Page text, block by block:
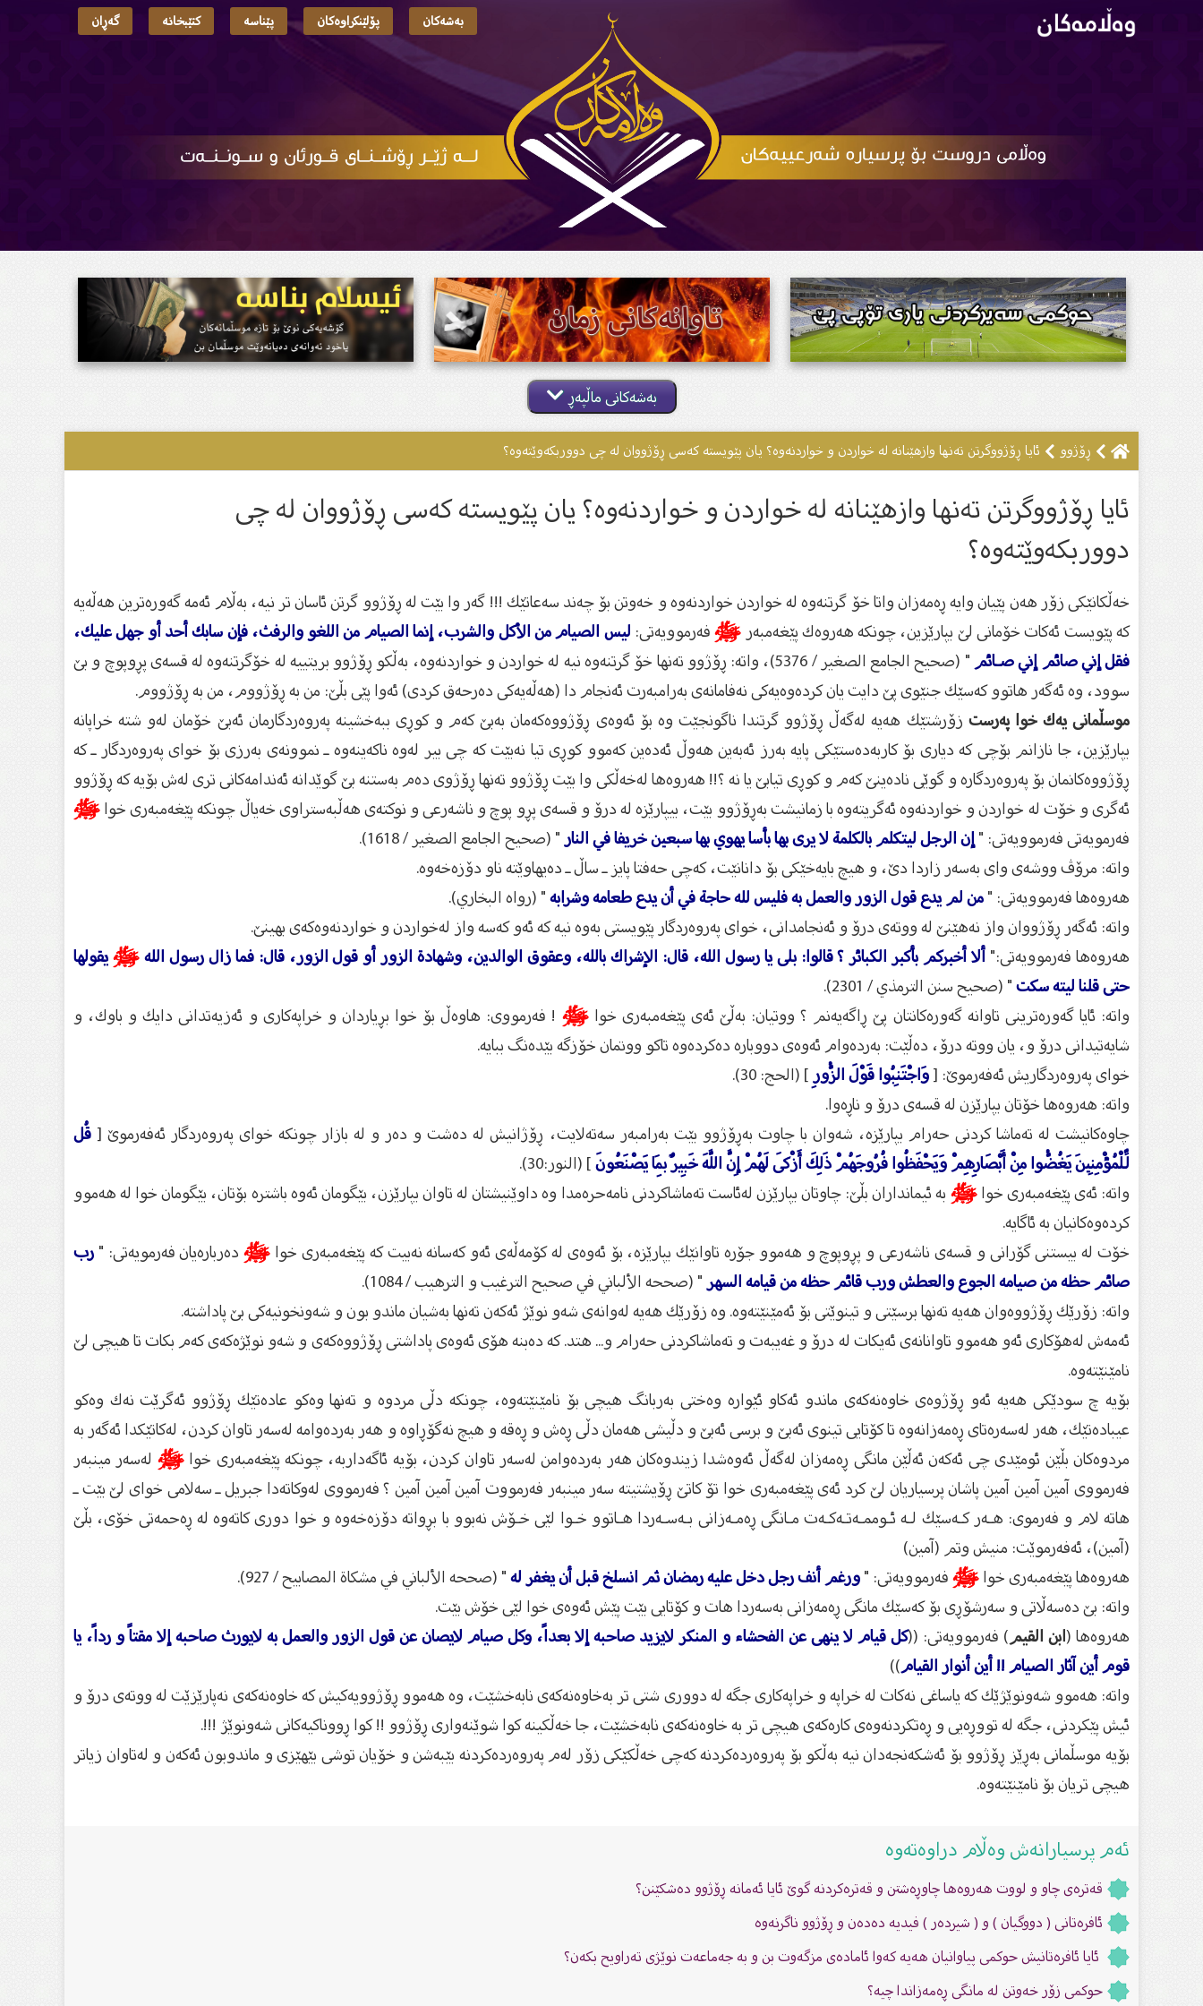
بەشەکان پۆلێنکراوەکان پێناسە کتێبخانە گەڕان
بەشەکانی ماڵپەڕ
ڕۆژوو ئایا ڕۆژووگرتن تەنها وازهێنانە لە خواردن و خواردنەوە؟ یان پێویستە کەسى ڕۆژووان لە چی دووربکەوێتەوە؟
ئایا ڕۆژووگرتن تەنها وازهێنانە لە خواردن و خواردنەوە؟ یان پێویستە کەسى ڕۆژووان لە چی
دووربکەوێتەوە؟
خەڵكانێكی زۆر هەن پێیان وایە ڕەمەزان واتا خۆ گرتنەوە لە خواردن خواردنەوە و خەوتن بۆ چەند سەعاتێك !!! گەر وا بێت لە ڕۆژوو گرتن ئاسان تر نیە، بەڵام ئەمە گەورەترین هەڵەیە
كە پێویست ئەكات خۆمانی لێ‌ بپارێزین، چونكە هەروەك پێغەمبەرﷺفەرموویەتی: ليس الصيام من الأكل والشرب، إنما الصيام من اللغو والرفث، فإن سابك أحد أو جهل عليك،
فقل إني صائم إني صـائم
" (صحيح الجامع الصغير / 5376)، واتە: ڕۆژوو تەنها خۆ گرتنەوە نیە لە خواردن و خواردنەوە، بەڵكو ڕۆژوو بریتییە لە خۆگرتنەوە لە قسەی پڕوپوچ و بێ‌
سوود، وە ئەگەر هاتوو كەسێك جنێوی پێ‌ دایت یان كردەوەیەكی نەفامانەی بەرامبەرت ئەنجام دا (هەڵەیەكی دەرحەق كردی) ئەوا پێی بڵێ‌: من بە ڕۆژووم، من بە ڕۆژووم.
موسڵمانی یەك خوا پەرست زۆرشتێك هەیە لەگەڵ ڕۆژوو گرتندا ناگونجێت وە بۆ ئەوەی ڕۆژووەكەمان بەبێ‌ كەم و كوڕی ببەخشینە پەروەردگارمان ئەبێ خۆمان لەو شتە خراپانە
بپارێزین، جا نازانم بۆچی كە دیاری بۆ كاربەدەستێكی پایە بەرز ئەبەین هەوڵ ئەدەین كەموو كوڕی تیا نەبێت كە چی بیر لەوە ناكەینەوە ـ نموونەی بەرزی بۆ خوای پەروەردگار ـ كە
ڕۆژووەكانمان بۆ پەروەردگارە و گوێی نادەینێ‌ كەم و كوڕی تیابێ یا نە ؟!! هەروەها لەخەڵكی وا بێت ڕۆژوو تەنها ڕۆژوی دەم بەستنە بێ‌ گوێدانە ئەندامەكانی تری لەش بۆیە كە ڕۆژوو
ئەگری و خۆت لە خواردن و خواردنەوە ئەگریتەوە با زمانیشت بەڕۆژوو بێت، بیپارێزە لە درۆ و قسەی پڕو پوچ و ناشەرعی و نوكتەی هەڵبەستراوی خەیاڵ چونكە پێغەمبەری خواﷺ
فەرمویەتی فەرموویەتی: "إن الرجل ليتكلم بالكلمة لا يرى بها بأسا يهوي بها سبعين خريفا في النار" (صحيح الجامع الصغير / 1618).
واتە: مرۆڤ ووشەی وای بەسەر زاردا دێ‌، و هیچ بایەخێكی بۆ دانانێت، كەچی حەفتا پایز ـ ساڵ ـ دەیهاوێتە ناو دۆزەخەوە.
هەروەها فەرموویەتی: "من لم يدع قول الزور والعمل به فليس لله حاجة في أن يدع طعامه وشرابه" (رواه البخاري).
واتە: ئەگەر ڕۆژووان واز نەهێنێ‌ لە ووتەی درۆ و ئەنجامدانی، خوای پەروەردگار پێویستی بەوە نیە كە ئەو كەسە واز لەخواردن و خواردنەوەكەی بهینێ‌.
هەروەها فەرموویەتی:"ألا أخبركم بأكبر الكبائر ؟ قالوا: بلى يا رسول الله، قال: الإشراك بالله، وعقوق الوالدين، وشهادة الزور أو قول الزور، قال: فما زال رسول اللهﷺيقولها
حتى قلنا ليته سكت" (صحيح سنن الترمذي / 2301).
واتە: ئایا گەورەترینی تاوانە گەورەكانتان پێ ڕاگەیەنم ؟ ووتیان: بەڵێ‌ ئەی پێغەمبەری خواﷺ ! فەرمووی: هاوەڵ بۆ خوا بڕیاردان و خراپەكاری و ئەزیەتدانی دایك و باوك، و
شایەتیدانی درۆ و، یان ووتە درۆ، دەڵێت: بەردەوام ئەوەی دووبارە دەكردەوە تاكو ووتمان خۆزگە بێدەنگ ببایە.
خوای پەروەردگاریش ئەفەرموێ‌: [وَاجْتَنِبُوا قَوْلَ الزُّورِ] (الحج: 30).
واتە: هەروەها خۆتان بپارێزن لە قسەی درۆ و ناڕەوا.
چاوەكانیشت لە تەماشا كردنی حەرام بپارێزە، شەوان با چاوت بەڕۆژوو بێت بەرامبەر سەتەلایت، ڕۆژانیش لە دەشت و دەر و لە بازار چونكە خوای پەروەردگار ئەفەرموێ‌ [ قُل
لِّلْمُؤْمِنِينَ يَغُضُّوا مِنْ أَبْصَارِهِمْ وَيَحْفَظُوا فُرُوجَهُمْ ذَلِكَ أَزْكَى لَهُمْ إِنَّ اللَّهَ خَبِيرٌ بِمَا يَصْنَعُونَ] (النور:30).
واتە: ئەی پێغەمبەری خواﷺبە ئیمانداران بڵێ‌: چاوتان بپارێزن لەئاست تەماشاكردنی نامەحرەمدا وە داوێنیشتان لە تاوان بپارێزن، بێگومان ئەوە باشترە بۆتان، بێگومان خوا لە هەموو
كردەوەكانیان بە ئاگایە.
خۆت لە بیستنی گۆرانی و قسەی ناشەرعی و پڕوپوچ و هەموو جۆرە تاوانێك بپارێزە، بۆ ئەوەی لە كۆمەڵەی ئەو كەسانە نەبیت كە پێغەمبەری خواﷺدەربارەیان فەرمویەتی: "رب
صائم حظه من صيامه الجوع والعطش ورب قائم حظه من قيامه السهر" (صححه الألباني في صحيح الترغيب و الترهيب / 1084).
واتە: زۆرێك ڕۆژووەوان هەیە تەنها برسێتی و تینوێتی بۆ ئەمێنێتەوە. وە زۆرێك هەیە لەوانەی شەو نوێژ ئەكەن تەنها بەشیان ماندو بون و شەونخونیەكی بێ‌ پاداشتە.
ئەمەش لەهۆكاری ئەو هەموو تاوانانەی ئەیكات لە درۆ و غەیبەت و تەماشاكردنی حەرام و... هتد. كە دەبنە هۆی ئەوەی پاداشتی ڕۆژووەكەی و شەو نوێژەكەی كەم بكات تا هیچی لێ‌
نامێنێتەوە.
بۆیە چ سودێكی هەیە ئەو ڕۆژوەی خاوەنەكەی ماندو ئەكاو ئێوارە وەختی بەربانگ هیچی بۆ نامێنێتەوە، چونكە دڵی مردوە و تەنها وەكو عادەتێك ڕۆژوو ئەگرێت نەك وەكو
عیبادەتێك، هەر لەسەرەتای ڕەمەزانەوە تا كۆتایی تینوی ئەبێ‌ و برسی ئەبێ‌ و دڵیشی هەمان دڵی ڕەش و ڕەقە و هیچ نەگۆڕاوە و هەر بەردەوامە لەسەر تاوان كردن، لەكاتێكدا ئەگەر بە
مردوەكان بڵێن ئومێدی چی ئەكەن ئەڵێن مانگی ڕەمەزان لەگەڵ ئەوەشدا زیندوەكان هەر بەردەوامن لەسەر تاوان كردن، بۆیە ئاگەداربە، چونكە پێغەمبەری خواﷺ لەسەر مینبەر
فەرمووی آمين آمين آمين پاشان پرسیاریان لێ‌ كرد ئەی پێغەمبەری خوا تۆ كاتێ‌ ڕۆیشتیتە سەر مینبەر فەرمووت آمين آمين آمين ؟ فەرمووی لەوكاتەدا جبریل ـ سەلامی خوای لێ‌ بێت ـ
هاتە لام و فەرموی: هـەر كـەسێك لـە ئـوممـەتـەكـەت مـانگی ڕەمـەزانی بـەسـەردا هـاتوو خـوا لێی خـۆش نەبوو با بڕواتە دۆزەخەوە و خوا دوری كاتەوە لە ڕەحمەتی خۆی، بڵێ‌
(آ‌مین)، ئەفەرموێت: منیش وتم (آمین)
هەروەها پێغەمبەری خواﷺفەرموویەتی: "ورغم أنف رجل دخل عليه رمضان ثم انسلخ قبل أن يغفر له" (صححه الألباني في مشكاة المصابيح / 927).
واتە: بێ‌ دەسەڵاتی و سەرشۆڕی بۆ كەسێك مانگی ڕەمەزانی بەسەردا هات و كۆتایی بێت پێش ئەوەی خوا لێی خۆش بێت.
هەروەها (ابن القیم) فەرموویەتی: ((كل قيام لا ينهى عن الفحشاء و المنكر لايزيد صاحبه إلا بعداً، وكل صيام لايصان عن قول الزور والعمل به لايورث صاحبه إلا مقتاً و رداً، يا
قوم أين آثار الصيام !! أين أنوار القيام))
واتە: هەموو شەونوێژێك كە یاساغی نەكات لە خراپە و خراپەكاری جگە لە دووری شتی تر بەخاوەنەكەی نابەخشێت، وە هەموو ڕۆژوویەكیش كە خاوەنەكەی نەپارێزێت لە ووتەی درۆ و
ئیش پێكردنی، جگە لە تووڕەیی و ڕەتكردنەوەی كارەكەی هیچی تر بە خاوەنەكەی نابەخشێت، جا خەڵكینە كوا شوێنەواری ڕۆژوو !! كوا ڕووناكیەكانی شەونوێژ !!!.
بۆیە موسڵمانی بەڕێز ڕۆژوو بۆ ئەشكەنجەدان نیە بەڵكو بۆ پەروەردەكردنە كەچی خەڵكێكی زۆر لەم پەروەردەكردنە بێبەشن و خۆیان توشی بێهێزی و ماندوبون ئەكەن و لەتاوان زیاتر
هیچی تریان بۆ نامێنێتەوە.
ئەم پرسیارانەش وەڵام دراوەتەوە
قەترەی چاو و لووت هەروەها چاوڕەشتن و قەترەكردنە گوێ ئایا ئەمانە ڕۆژوو دەشكێنن؟
ئافرەتانی ( دووگیان ) و ( شیردەر ) فیدیە دەدەن و ڕۆژوو ناگرنەوە
ئایا ئافرەتانیش حوكمی پیاوانیان هەیە کەوا ئامادەی مزگەوت بن و بە جەماعەت نوێژی تەراویح بكەن؟
حوکمى زۆر خەوتن لە مانگى ڕەمەزاندا چیە؟